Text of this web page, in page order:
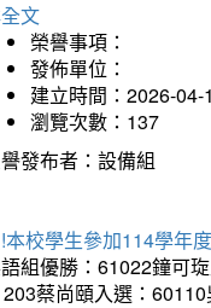
文
榮譽事項：
發佈單位：
建立時間：2026-04-
瀏覽次數：137
發布者：設備組
本校學生參加114學年
組優勝：61022鐘可
蔡尚頤入選：